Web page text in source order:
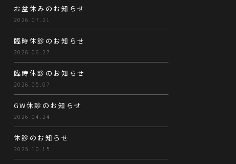
お盆休みのお知らせ
2026.07.21
臨時休診のお知らせ
2026.06.27
臨時休診のお知らせ
2026.05.07
GW休診のお知らせ
2026.04.24
休診のお知らせ
2025.10.15